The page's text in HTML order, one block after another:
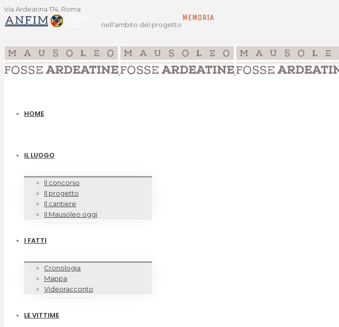
Via Ardeatina 174, Roma
nell'ambito del progetto
HOME
IL LUOGO
Il concorso
Il progetto
Il cantiere
Il Mausoleo oggi
I FATTI
Cronologia
Mappa
Videoracconto
LE VITTIME